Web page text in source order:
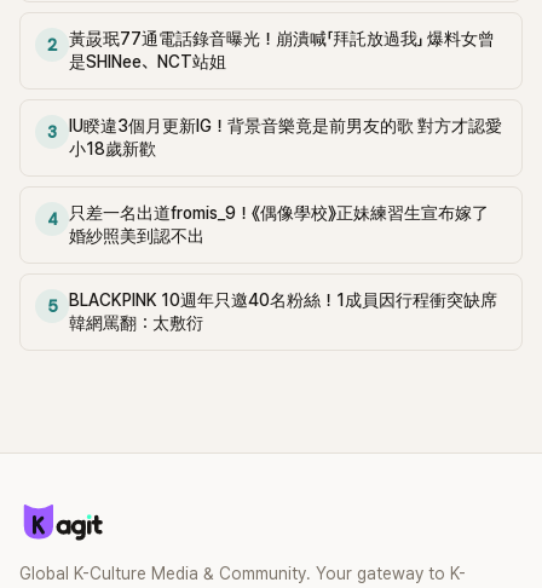
2
黃晸珉77通電話錄音曝光！崩潰喊「拜託放過我」 爆料女曾
是SHINee、NCT站姐
3
IU睽違3個月更新IG！背景音樂竟是前男友的歌 對方才認愛
小18歲新歡
4
只差一名出道fromis_9！《偶像學校》正妹練習生宣布嫁了
婚紗照美到認不出
5
BLACKPINK 10週年只邀40名粉絲！1成員因行程衝突缺席
韓網罵翻：太敷衍
Global K-Culture Media & Community. Your gateway to K-